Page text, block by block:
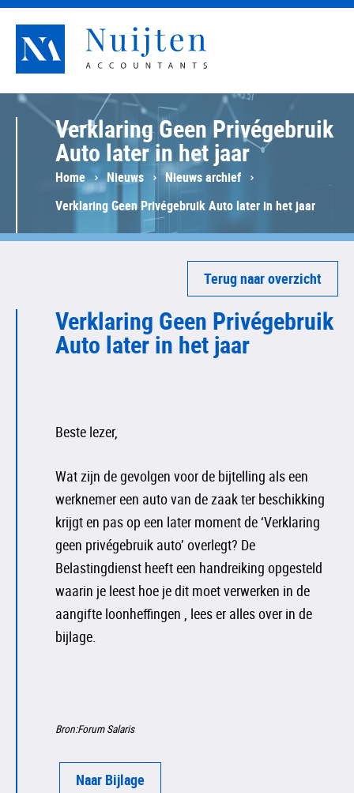
Nuijten Accountants
Verklaring Geen Privégebruik
Auto later in het jaar
Home Nieuws
Nieuws archief
Verklaring Geen Privégebruik Auto later in het jaar
Terug naar overzicht
Verklaring Geen Privégebruik
Auto later in het jaar
Beste lezer,
Wat zijn de gevolgen voor de bijtelling als een
werknemer een auto van de zaak ter beschikking
krijgt en pas op een later moment de ‘Verklaring
geen privégebruik auto’ overlegt? De
Belastingdienst heeft een handreiking opgesteld
waarin je leest hoe je dit moet verwerken in de
aangifte loonheffingen , lees er alles over in de
bijlage.
Bron:Forum Salaris
Naar Bijlage